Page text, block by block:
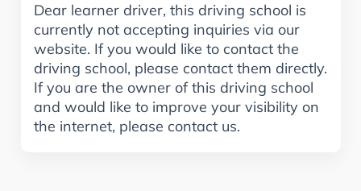
Dear learner driver, this driving school is
currently not accepting inquiries via our
website. If you would like to contact the
driving school, please contact them directly.
If you are the owner of this driving school
and would like to improve your visibility on
the internet, please contact us.